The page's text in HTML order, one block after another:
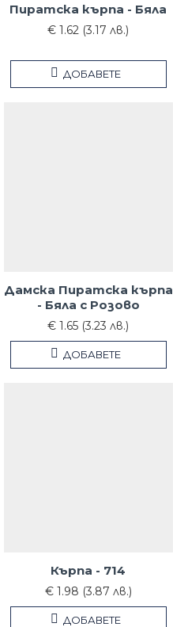
Пиратска кърпа - Бяла
€ 1.62 (3.17 лв.)
ДОБАВЕТЕ
Дамска Пиратска кърпа
- Бяла с Розово
€ 1.65 (3.23 лв.)
ДОБАВЕТЕ
Кърпа - 714
€ 1.98 (3.87 лв.)
ДОБАВЕТЕ